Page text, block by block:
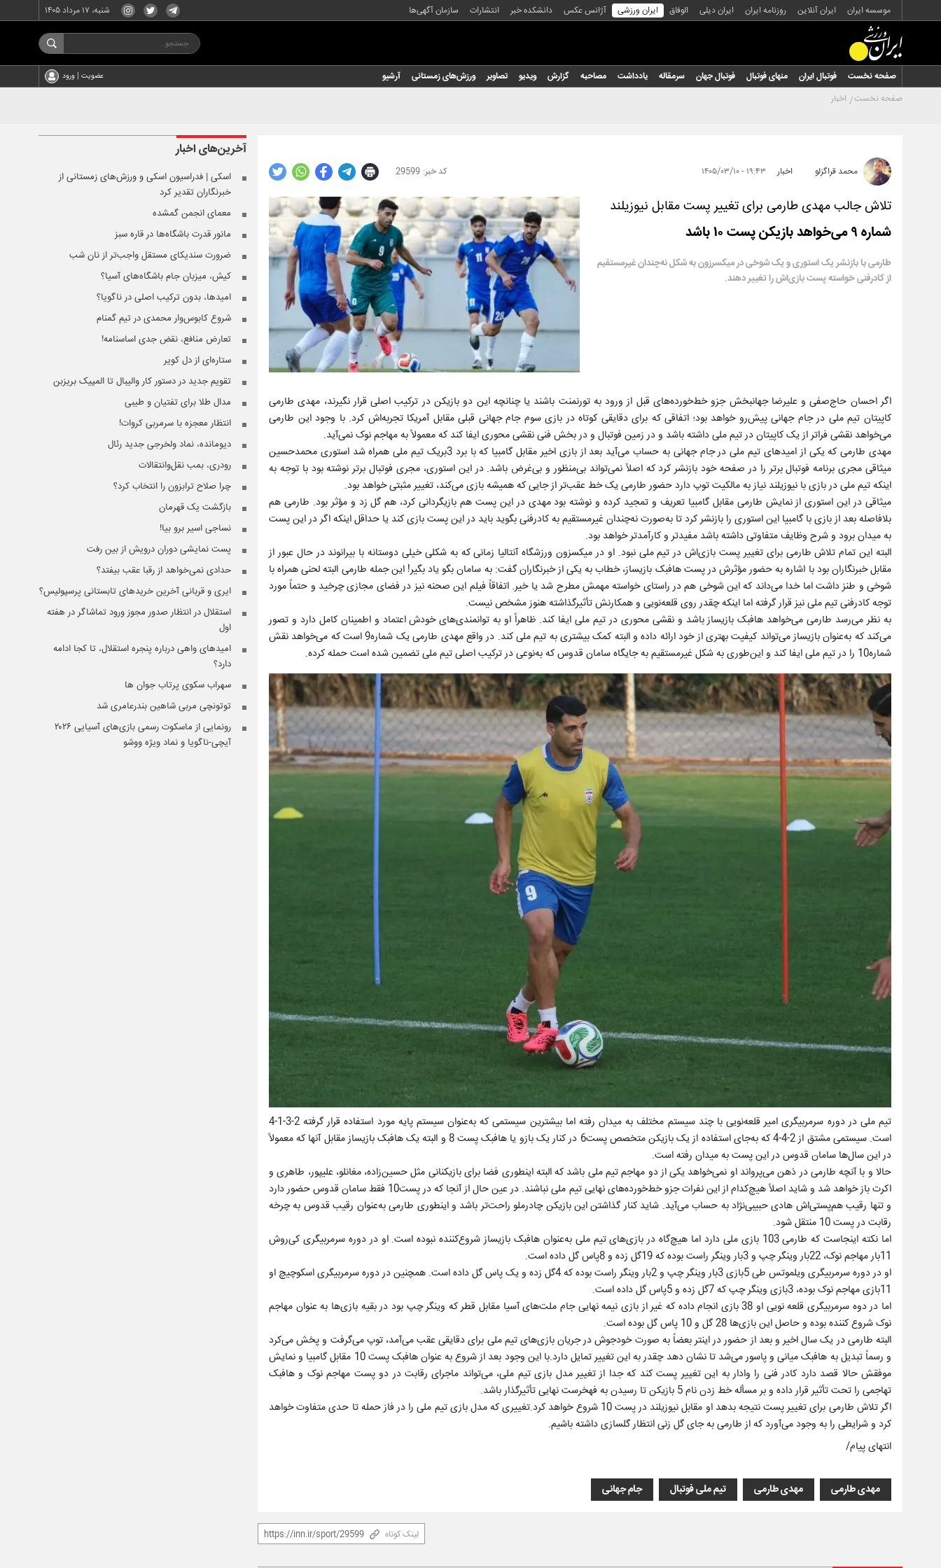
موسسه ایران ایران آنلاین روزنامه ایران ایران دیلی الوفاق ایران ورزشی آژانس عکس دانشکده خبر انتشارات سازمان آگهی‌ها شنبه، ۱۷ مرداد ۱۴۰۵
صفحه نخست فوتبال ایران منهای فوتبال فوتبال جهان سرمقاله یادداشت مصاحبه گزارش ویدیو تصاویر ورزش‌های زمستانی آرشیو عضویت | ورود
صفحه نخست اخبار
محمد قراگزلو اخبار ۱۹:۴۳ - ۱۴۰۵/۰۳/۱۰ 29599
تلاش جالب مهدی طارمی برای تغییر پست مقابل نیوزیلند
شماره ۹ می‌خواهد بازیکن پست ۱۰ باشد
طارمی با بازنشر یک استوری و یک شوخی در میکسرزون به شکل نه‌چندان غیرمستقیم
از کادرفنی خواسته پست بازی‌اش را تغییر دهند.
اگر احسان حاج‌صفی و علیرضا جهانبخش جزو خط‌خورده‌های قبل از ورود به تورنمنت باشند یا چنانچه این دو بازیکن در ترکیب اصلی قرار نگیرند، مهدی طارمی
کاپیتان تیم ملی در جام جهانی پیش‌رو خواهد بود؛ اتفاقی که برای دقایقی کوتاه در بازی سوم جام جهانی قبلی مقابل آمریکا تجربه‌اش کرد. با وجود این طارمی
می‌خواهد نقشی فراتر از یک کاپیتان در تیم ملی داشته باشد و در زمین فوتبال و در بخش فنی نقشی محوری ایفا کند که معمولاً به مهاجم نوک نمی‌آید.
مهدی طارمی که یکی از امیدهای تیم ملی در جام جهانی به حساب می‌آید بعد از بازی اخیر مقابل گامبیا که با برد 3بریک تیم ملی همراه شد استوری محمدحسین
میثاقی مجری برنامه فوتبال برتر را در صفحه خود بازنشر کرد که اصلاً نمی‌تواند بی‌منظور و بی‌غرض باشد. در این استوری، مجری فوتبال برتر نوشته بود با توجه به
اینکه تیم ملی در بازی با نیوزیلند نیاز به مالکیت توپ دارد حضور طارمی یک خط عقب‌تر از جایی که همیشه بازی می‌کند، تغییر مثبتی خواهد بود.
میثاقی در این استوری از نمایش طارمی مقابل گامبیا تعریف و تمجید کرده و نوشته بود مهدی در این پست هم بازیگردانی کرد، هم گل زد و مؤثر بود. طارمی هم
بلافاصله بعد از بازی با گامبیا این استوری را بازنشر کرد تا به‌صورت نه‌چندان غیرمستقیم به کادرفنی بگوید باید در این پست بازی کند یا حداقل اینکه اگر در این پست
به میدان برود و شرح وظایف متفاوتی داشته باشد مفیدتر و کارآمدتر خواهد بود.
البته این تمام تلاش طارمی برای تغییر پست بازی‌اش در تیم ملی نبود. او در میکسزون ورزشگاه آنتالیا زمانی که به شکلی خیلی دوستانه با بیرانوند در حال عبور از
مقابل خبرنگاران بود با اشاره به حضور مؤثرش در پست هافبک بازیساز، خطاب به یکی از خبرنگاران گفت: به سامان بگو یاد بگیر! این جمله طارمی البته لحنی همراه با
شوخی و طنز داشت اما خدا می‌داند که این شوخی هم در راستای خواسته مهمش مطرح شد یا خیر. اتفاقاً فیلم این صحنه نیز در فضای مجازی چرخید و حتماً مورد
توجه کادرفنی تیم ملی نیز قرار گرفته اما اینکه چقدر روی قلعه‌نویی و همکارنش تأثیرگذاشته هنوز مشخص نیست.
به نظر می‌رسد طارمی می‌خواهد هافبک بازیساز باشد و نقشی محوری در تیم ملی ایفا کند. ظاهراً او به توانمندی‌های خودش اعتماد و اطمینان کامل دارد و تصور
می‌کند که به‌عنوان بازیساز می‌تواند کیفیت بهتری از خود ارائه داده و البته کمک بیشتری به تیم ملی کند. در واقع مهدی طارمی یک شماره9 است که می‌خواهد نقش
شماره10 را در تیم ملی ایفا کند و این‌طوری به شکل غیرمستقیم به جایگاه سامان قدوس که به‌نوعی در ترکیب اصلی تیم ملی تضمین شده است حمله کرده.
تیم ملی در دوره سرمربیگری امیر قلعه‌نویی با چند سیستم مختلف به میدان رفته اما بیشترین سیستمی که به‌عنوان سیستم پایه مورد استفاده قرار گرفته 2-3-1-4
است. سیستمی مشتق از 2-4-4 که به‌جای استفاده از یک بازیکن متخصص پست6 در کنار یک بازو یا هافبک پست 8 و البته یک هافبک بازیساز مقابل آنها که معمولاً
در این سال‌ها سامان قدوس در این پست به میدان رفته است.
حالا و با آنچه طارمی در ذهن می‌پرواند او نمی‌خواهد یکی از دو مهاجم تیم ملی باشد که البته اینطوری فضا برای بازیکنانی مثل حسین‌زاده، مغانلو، علیپور، طاهری و
اکرت باز خواهد شد و شاید اصلاً هیچ‌کدام از این نفرات جزو خط‌خورده‌های نهایی تیم ملی نباشند. در عین حال از آنجا که در پست10 فقط سامان قدوس حضور دارد
و تنها رقیب هم‌پستی‌اش هادی حبیبی‌نژاد به حساب می‌آید. شاید کنار گذاشتن این بازیکن چادرملو راحت‌تر باشد و اینطوری طارمی به‌عنوان رقیب قدوس به چرخه
رقابت در پست 10 منتقل شود.
اما نکته اینجاست که طارمی 103 بازی ملی دارد اما هیچ‌گاه در بازی‌های تیم ملی به‌عنوان هافبک بازیساز شروع‌کننده نبوده است. او در دوره سرمربیگری کی‌روش
11بار مهاجم نوک، 22بار وینگر چپ و 3بار وینگر راست بوده که 19گل زده و 8پاس گل داده است.
او در دوره سرمربیگری ویلموتس طی 5بازی 3بار وینگر چپ و 2بار وینگر راست بوده که 4گل زده و یک پاس گل داده است. همچنین در دوره سرمربیگری اسکوچیچ او
11بازی مهاجم نوک بوده، 3بازی وینگر چپ که 7گل زده و 5پاس گل داده است.
اما در دوه سرمربیگری قلعه نویی او 38 بازی انجام داده که غیر از بازی نیمه نهایی جام ملت‌های آسیا مقابل قطر که وینگر چپ بود در بقیه بازی‌ها به عنوان مهاجم
نوک شروع کننده بوده و حاصل این بازی‌ها 28 گل و 10 پاس گل بوده است.
البته طارمی در یک سال اخیر و بعد از حضور در اینتر بعضاً به صورت خودجوش در جریان بازی‌های تیم ملی برای دقایقی عقب می‌آمد، توپ می‌گرفت و پخش می‌کرد
و رسماً تبدیل به هافبک میانی و پاسور می‌شد تا نشان دهد چقدر به این تغییر تمایل دارد.با این وجود بعد از شروع به عنوان هافبک پست 10 مقابل گامبیا و نمایش
موفقش حالا قصد دارد کادر فنی را وادار به این تغییر پست کند که جدا از تغییر مدل بازی تیم ملی، می‌تواند ماجرای رقابت در دو پست مهاجم نوک و هافبک
تهاجمی را تحت تأثیر قرار داده و بر مسأله خط زدن نام 5 بازیکن تا رسیدن به فهخرست نهایی تأثیرگذار باشد.
اگر تلاش طارمی برای تغییر پست نتیجه بدهد او مقابل نیوزیلند در پست 10 شروع خواهد کرد.تغییری که مدل بازی تیم ملی را در فاز حمله تا حدی متفاوت خواهد
کرد و شرایطی را به وجود می‌آورد که از طارمی به جای گل زنی انتظار گلسازی داشته باشیم.
انتهای پیام/
مهدی طارمی مهدی طارمی تیم ملی فوتبال جام جهانی
لینک کوتاه
آخرین‌هایاخبار
اسکی | فدراسیون اسکی و ورزش‌های زمستانی از
خبرنگاران تقدیر کرد
معمای انجمن گمشده
مانور قدرت باشگاه‌ها در قاره سبز
ضرورت سندیکای مستقل واجب‌تر از نان شب
کیش، میزبان جام باشگاه‌های آسیا؟
امیدها، بدون ترکیب اصلی در ناگویا؟
شروع کابوس‌وار محمدی در تیم گمنام
تعارض منافع، نقض جدی اساسنامه!
ستاره‌ای از دل کویر
تقویم جدید در دستور کار والیبال تا المپیک بریزبن
مدال طلا برای تفتیان و طیبی
انتظار معجزه با سرمربی کروات!
دیومانده، نماد ولخرجی جدید رئال
رودری، بمب نقل‌وانتقالات
چرا صلاح ترابزون را انتخاب کرد؟
بازگشت یک قهرمان
نساجی اسیر برو بیا!
پست نمایشی دوران درویش از بین رفت
حدادی نمی‌خواهد از رقبا عقب بیفتد؟
ایری و قربانی آخرین خریدهای تابستانی پرسپولیس؟
استقلال در انتظار صدور مجوز ورود تماشاگر در هفته
اول
امیدهای واهی درباره پنجره استقلال، تا کجا ادامه
دارد؟
سهراب سکوی پرتاب جوان ها
توتونچی مربی شاهین بندرعامری شد
رونمایی از ماسکوت رسمی بازی‌های آسیایی ۲۰۲۶
آیچی-ناگویا و نماد ویژه ووشو